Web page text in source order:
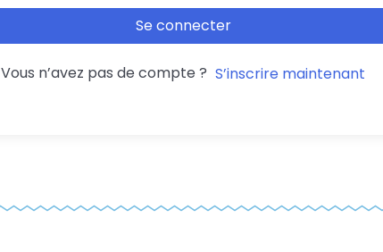
Se connecter
Vous n’avez pas de compte ? S’inscrire maintenant